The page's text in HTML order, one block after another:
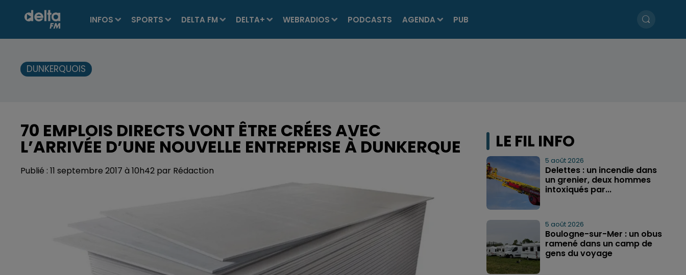
INFOS SPORTS DELTA FM DELTA+ WEBRADIOS PODCASTS AGENDA PUB
DUNKERQUOIS
70 EMPLOIS DIRECTS VONT ÊTRE CRÉES AVEC
L’ARRIVÉE D’UNE NOUVELLE ENTREPRISE À DUNKERQUE
Publié : 11 septembre 2017 à 10h42 par Rédaction
LE FIL INFO
5 août 2026
Delettes : un incendie dans
un grenier, deux hommes
intoxiqués par...
5 août 2026
Boulogne-sur-Mer : un obus
ramené dans un camp de
gens du voyage